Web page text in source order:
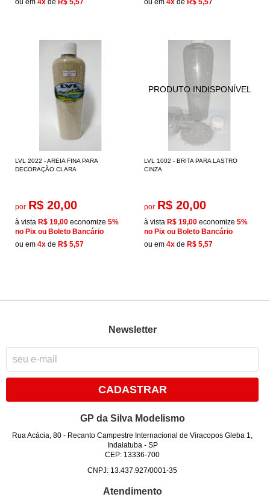
LVL 2022 - AREIA FINA PARA
DECORAÇÃO CLARA
por R$ 20,00
à vista R$ 19,00 economize 5%
no Pix ou Boleto Bancário
ou em 4x de R$ 5,57
LVL 1002 - BRITA PARA LASTRO
CINZA
por R$ 20,00
à vista R$ 19,00 economize 5%
no Pix ou Boleto Bancário
ou em 4x de R$ 5,57
Newsletter
CADASTRAR
GP da Silva Modelismo
Rua Acácia, 80 - Recanto Campestre Internacional de Viracopos Gleba 1,
Indaiatuba - SP
CEP: 13336-700
CNPJ: 13.437.927/0001-35
Atendimento